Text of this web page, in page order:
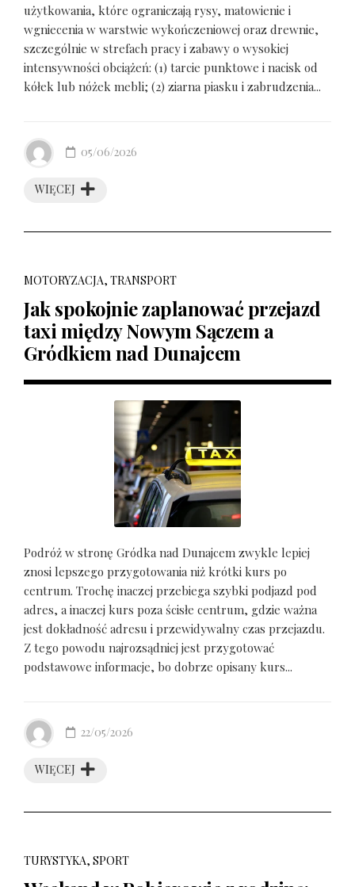
użytkowania, które ograniczają rysy, matowienie i
wgniecenia w warstwie wykończeniowej oraz drewnie,
szczególnie w strefach pracy i zabawy o wysokiej
intensywności obciążeń: (1) tarcie punktowe i nacisk od
kółek lub nóżek mebli; (2) ziarna piasku i zabrudzenia...
WIĘCEJ
05/06/2026
MOTORYZACJA, TRANSPORT
Jak spokojnie zaplanować przejazd
taxi między Nowym Sączem a
Gródkiem nad Dunajcem
Podróż w stronę Gródka nad Dunajcem zwykle lepiej
znosi lepszego przygotowania niż krótki kurs po
centrum. Trochę inaczej przebiega szybki podjazd pod
adres, a inaczej kurs poza ścisłe centrum, gdzie ważna
jest dokładność adresu i przewidywalny czas przejazdu.
Z tego powodu najrozsądniej jest przygotować
podstawowe informacje, bo dobrze opisany kurs...
WIĘCEJ
22/05/2026
TURYSTYKA, SPORT